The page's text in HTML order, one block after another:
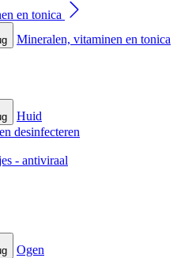
en tonica
Mineralen, vitaminen en tonica
Huid
desinfecteren
- antiviraal
Ogen